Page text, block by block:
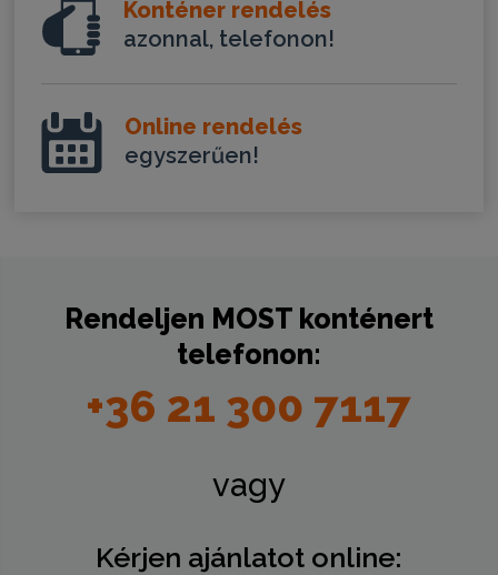
Konténer rendelés
azonnal, telefonon!
Online rendelés
egyszerűen!
Rendeljen MOSTkonténert
telefonon:
+36 21 300 7117
vagy
Kérjen ajánlatot online: